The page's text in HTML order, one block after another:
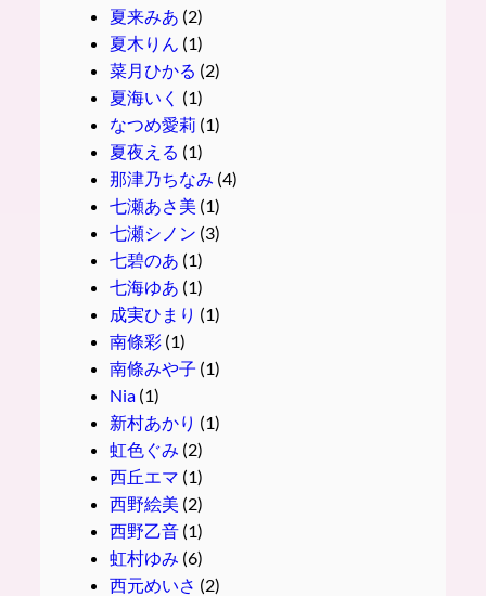
夏来みあ (2)
夏木りん (1)
菜月ひかる (2)
夏海いく (1)
なつめ愛莉 (1)
夏夜える (1)
那津乃ちなみ (4)
七瀬あさ美 (1)
七瀬シノン (3)
七碧のあ (1)
七海ゆあ (1)
成実ひまり (1)
南條彩(1)
南條みや子 (1)
Nia(1)
新村あかり (1)
虹色ぐみ (2)
西丘エマ (1)
西野絵美 (2)
西野乙音(1)
虹村ゆみ (6)
西元めいさ (2)